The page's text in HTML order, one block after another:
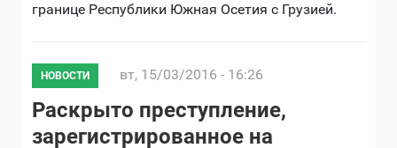
границе Республики Южная Осетия с Грузией.
НОВОСТИ вт, 15/03/2016 - 16:26
Раскрыто преступление,
зарегистрированное на